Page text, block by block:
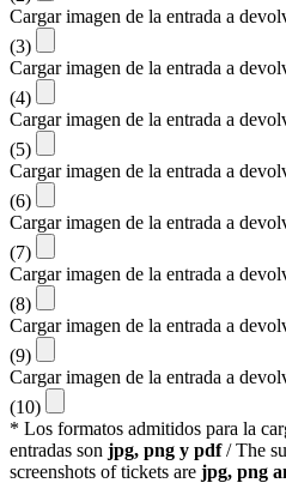
Cargar imagen de la entrada a
(3)
Cargar imagen de la entrada a
(4)
Cargar imagen de la entrada a
(5)
Cargar imagen de la entrada a
(6)
Cargar imagen de la entrada a
(7)
Cargar imagen de la entrada a
(8)
Cargar imagen de la entrada a
(9)
Cargar imagen de la entrada a
(10)
* Los formatos admitidos para la
entradas son jpg, png y pdf/ The
screenshots of tickets are jpg, png